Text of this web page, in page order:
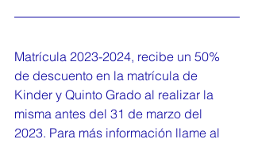
Matrícula 2023-2024, recibe un 50%
de descuento en la matrícula de
Kinder y Quinto Grado al realizar la
misma antes del 31 de marzo del
2023. Para más información llame al